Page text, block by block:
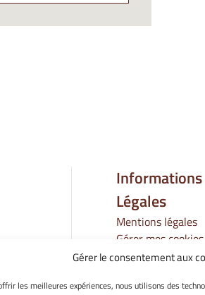
Gérer le consentement aux
les meilleures expériences, nous utilisons des
Informations
Légales
Mentions légales
Gérer mes cookies
Politique de
confidentialité